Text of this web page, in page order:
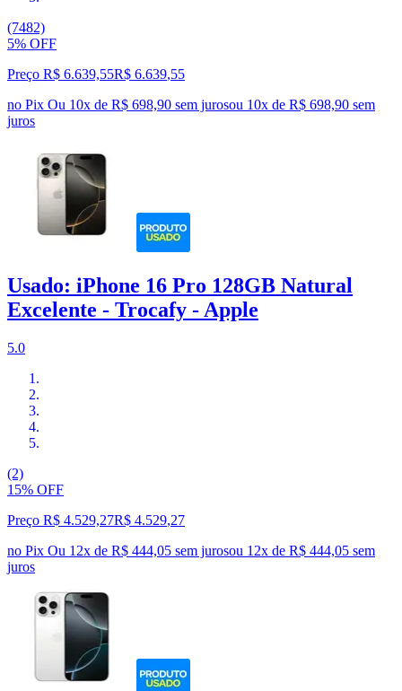
(7482)
5% OFF
Preço R$ 6.639,55R$ 6.639,55
no Pix Ou 10x de R$ 698,90 sem jurosou 10x de R$ 698,90 sem
juros
Usado: iPhone 16 Pro 128GB Natural
Excelente - Trocafy - Apple
5.0
(2)
15% OFF
Preço R$ 4.529,27R$ 4.529,27
no Pix Ou 12x de R$ 444,05 sem jurosou 12x de R$ 444,05 sem
juros